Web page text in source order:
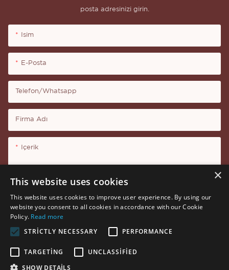
posta adresinizi girin.
Isim
E-Posta
Telefon/whatsapp
Firma Adı
Içerik
×
This website uses cookies
This website uses cookies to improve user experience. By using our
website you consent to all cookies in accordance with our Cookie
Policy. Read more
STRICTLY NECESSARY
PERFORMANCE
TARGETING
UNCLASSIFIED
SHOW DETAILS